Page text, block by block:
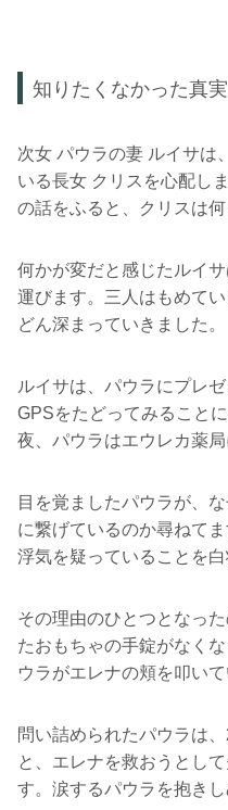
知りたくなかった真実
次女 パウラの妻 ルイサは
いる長女 クリスを心配し
の話をふると、クリスは
何かが変だと感じたルイ
運びます。三人はもめて
どん深まっていきました。
ルイサは、パウラにプレ
GPSをたどってみること
夜、パウラはエウレカ薬局
目を覚ましたパウラが、
に繋げているのか尋ねて
浮気を疑っていることを白
その理由のひとつとなっ
たおもちゃの手錠がなく
ウラがエレナの頬を叩いて
問い詰められたパウラは
と、エレナを救おうとし
す。涙するパウラを抱き